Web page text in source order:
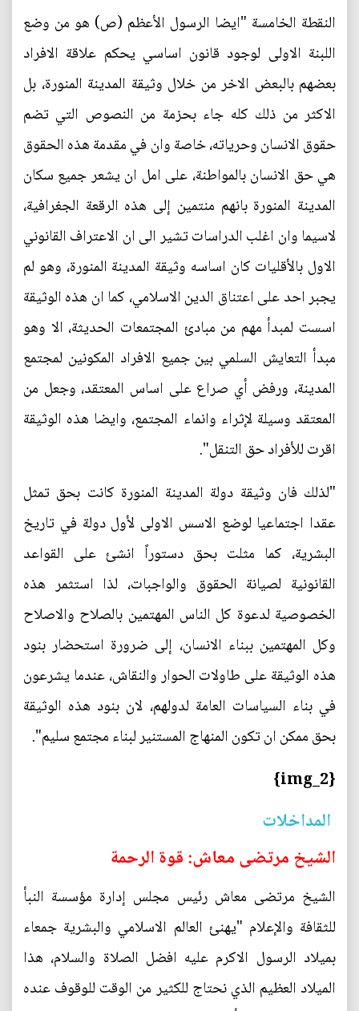
النقطة الخامسة "ايضا الرسول الأعظم (ص) هو من وضع
اللبنة الاولى لوجود قانون اساسي يحكم علاقة الافراد
بعضهم بالبعض الاخر من خلال وثيقة المدينة المنورة، بل
الاكثر من ذلك كله جاء بحزمة من النصوص التي تضم
حقوق الانسان وحرياته، خاصة وان في مقدمة هذه الحقوق
هي حق الانسان بالمواطنة، على امل ان يشعر جميع سكان
المدينة المنورة بانهم منتمين إلى هذه الرقعة الجغرافية،
لاسيما وان اغلب الدراسات تشير الى ان الاعتراف القانوني
الاول بالأقليات كان اساسه وثيقة المدينة المنورة، وهو لم
يجبر احد على اعتناق الدين الاسلامي، كما ان هذه الوثيقة
اسست لمبدأ مهم من مبادئ المجتمعات الحديثة، الا وهو
مبدأ التعايش السلمي بين جميع الافراد المكونين لمجتمع
المدينة، ورفض أي صراع على اساس المعتقد، وجعل من
المعتقد وسيلة لإثراء وانماء المجتمع، وايضا هذه الوثيقة
اقرت للأفراد حق التنقل".
"لذلك فان وثيقة دولة المدينة المنورة كانت بحق تمثل
عقدا اجتماعيا لوضع الاسس الاولى لأول دولة في تاريخ
البشرية، كما مثلت بحق دستوراً انشئ على القواعد
القانونية لصيانة الحقوق والواجبات، لذا استثمر هذه
الخصوصية لدعوة كل الناس المهتمين بالصلاح والاصلاح
وكل المهتمين ببناء الانسان، إلى ضرورة استحضار بنود
هذه الوثيقة على طاولات الحوار والنقاش، عندما يشرعون
في بناء السياسات العامة لدولهم، لان بنود هذه الوثيقة
بحق ممكن ان تكون المنهاج المستنير لبناء مجتمع سليم".
{img_2}
المداخلات
الشيخ مرتضى معاش: قوة الرحمة
الشيخ مرتضى معاش رئيس مجلس إدارة مؤسسة النبأ
للثقافة والإعلام "يهنئ العالم الاسلامي والبشرية جمعاء
بميلاد الرسول الاكرم عليه افضل الصلاة والسلام، هذا
الميلاد العظيم الذي نحتاج للكثير من الوقت للوقوف عنده